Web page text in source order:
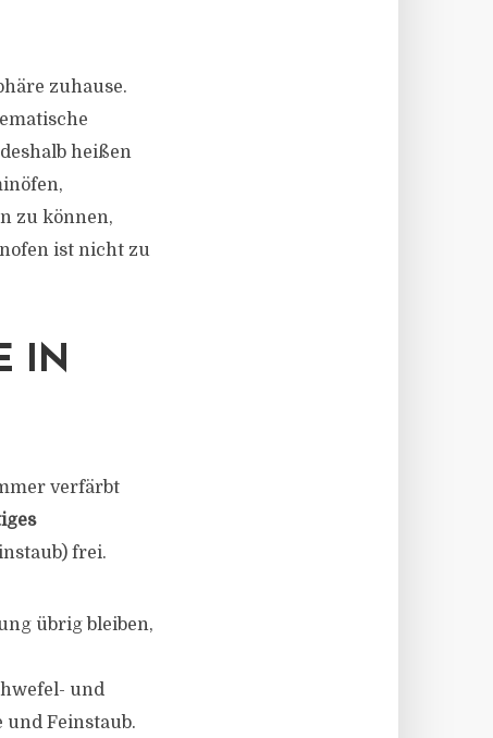
zuhause.
heißen
zu können,
ist nicht zu
IN
verfärbt
frei.
übrig bleiben,
und
und Feinstaub.